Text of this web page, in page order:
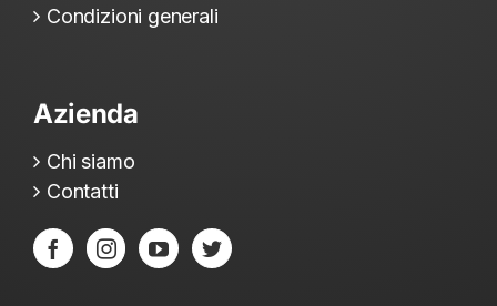
Condizioni generali
Azienda
Chi siamo
Contatti